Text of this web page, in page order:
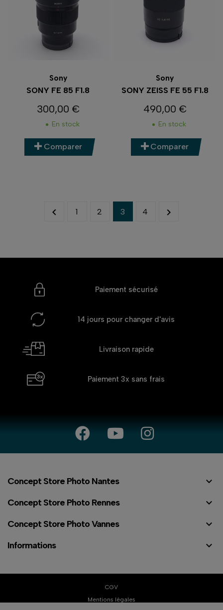
Sony
SONY FE 85 F1.8
Prix
300,00 €
En stock
Comparer
Sony
SONY ZEISS FE 55 F1.8
Prix
490,00 €
En stock
Comparer
 1 2 3 4 
Paiement sécurisé
14 jours pour changer d'avis
Livraison rapide
Paiement 3x sans frais
Concept Store Photo Nantes 
Concept Store Photo Rennes 
Concept Store Photo Vannes 
Informations 
CGV
Mentions légales